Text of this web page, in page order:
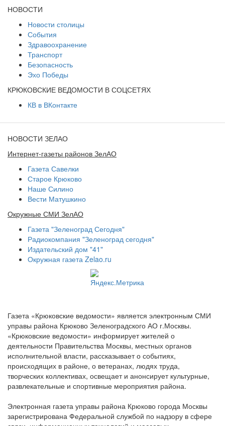
НОВОСТИ
Новости столицы
События
Здравоохранение
Транспорт
Безопасность
Эхо Победы
КРЮКОВСКИЕ ВЕДОМОСТИ В СОЦСЕТЯХ
КВ в ВКонтакте
НОВОСТИ ЗЕЛАО
Интернет-газеты районов ЗелАО
Газета Савелки
Старое Крюково
Наше Силино
Вести Матушкино
Окружные СМИ ЗелАО
Газета "Зеленоград Сегодня"
Радиокомпания "Зеленоград сегодня"
Издательский дом "41"
Окружная газета Zelao.ru
Газета «Крюковские ведомости» является электронным СМИ
управы района Крюково Зеленоградского АО г.Москвы.
«Крюковские ведомости» информирует жителей о
деятельности Правительства Москвы, местных органов
исполнительной власти, рассказывает о событиях,
происходящих в районе, о ветеранах, людях труда,
творческих коллективах, освещает и анонсирует культурные,
развлекательные и спортивные мероприятия района.
Электронная газета управы района Крюково города Москвы
зарегистрирована Федеральной службой по надзору в сфере